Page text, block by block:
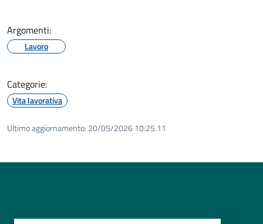
Argomenti:
Lavoro
Categorie:
Vita lavorativa
Ultimo aggiornamento: 20/05/2026 10:25.11